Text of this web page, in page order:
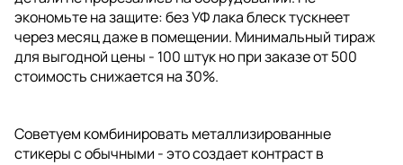
экономьте на защите: без УФ лака блеск тускнеет
через месяц даже в помещении. Минимальный тираж
для выгодной цены - 100 штук но при заказе от 500
стоимость снижается на 30%.
Советуем комбинировать металлизированные
стикеры с обычными - это создает контраст в